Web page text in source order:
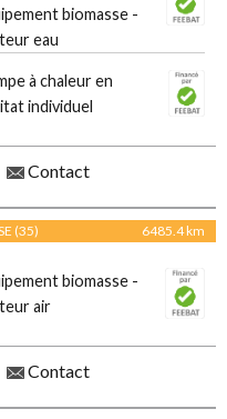
biomasse -
eau
à chaleur en
individuel
Contact
(35) 6485.4 km
biomasse -
air
Contact